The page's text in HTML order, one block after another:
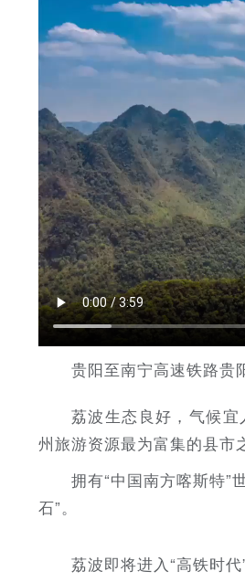
贵阳至南宁高速铁路贵
荔波生态良好，气候
州旅游资源最为富集的县市
拥有“中国南方喀斯特”
石”。
荔波即将进入“高铁时